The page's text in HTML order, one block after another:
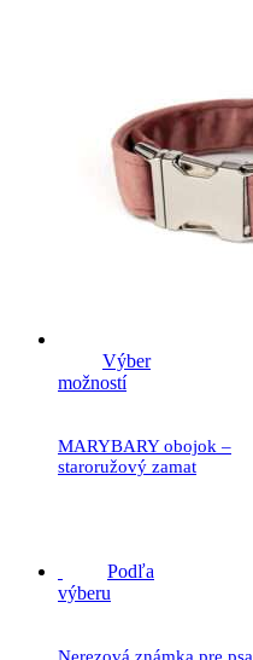
Výber
možností
MARYBARY obojok –
staroružový zamat
Podľa
výberu
Nerezová známka pre psa